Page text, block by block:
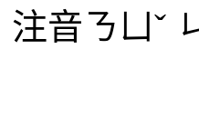
注音ㄋㄩˇ